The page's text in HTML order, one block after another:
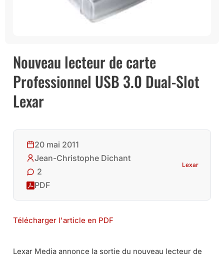
Nouveau lecteur de carte
Professionnel USB 3.0 Dual-Slot
Lexar
20 mai 2011
Jean-Christophe Dichant
2
PDF
Lexar
Télécharger l'article en PDF
Lexar Media annonce la sortie du nouveau lecteur de